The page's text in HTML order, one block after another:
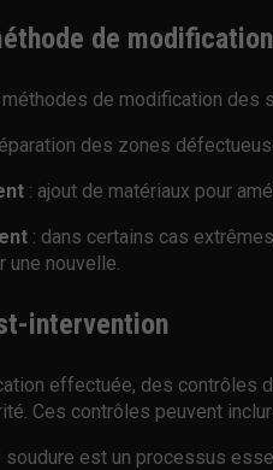
de modification
de modification des
des zones
: ajout de matériaux pour
: dans certains cas
une nouvelle.
intervention
effectuée, des contrôles
Ces contrôles peuvent
soudure est un processus